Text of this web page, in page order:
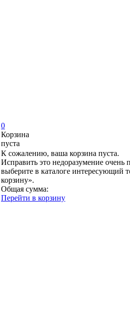
0
Корзина
пуста
К сожалению, ваша корзина пуста.
Исправить это недоразумение очень
выберите в каталоге интересующий
корзину».
Общая сумма:
Перейти в корзину